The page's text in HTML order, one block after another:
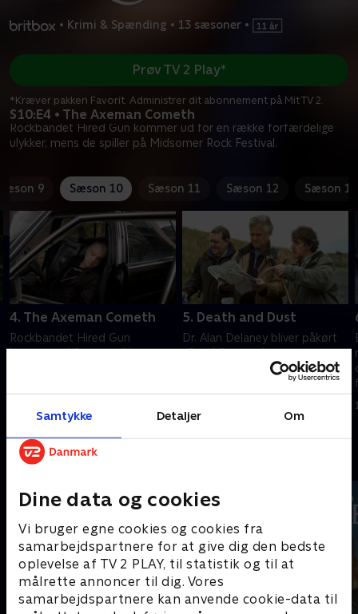
Samtykke Detaljer Om
Dine data og cookies
Vi bruger egne cookies og cookies fra
samarbejdspartnere for at give dig den bedste
oplevelse af TV 2 PLAY, til statistik og til at
målrette annoncer til dig. Vores
samarbejdspartnere kan anvende cookie-data til
• Krimi & Spænding • 13 sæsoner •
S10:E4 • The Axeman Cometh
Rockbandet Hired Gun kommer ud for en række forfærdelige
ulykker, mens de spiller på Midsomer Rock Festival.
Prøv TV 2 Play*
*Kræver pakken Favorit. Administrer dit abonnement på Mit TV 2.
9 Sæson 10 Sæson 11 Sæson 12 Sæson 13
4. The Axeman Cometh
Rockbandet Hired Gun
kommer ud for en række
Festival.
5. Death and Dust
Dr. Alan Delaney bliver påkørt
af en bil og omkommer.
Chaufføren flygter fra stedet.
Barnaby og Jones bliver tilkaldt
for at efterforske sagen.
Andre så også